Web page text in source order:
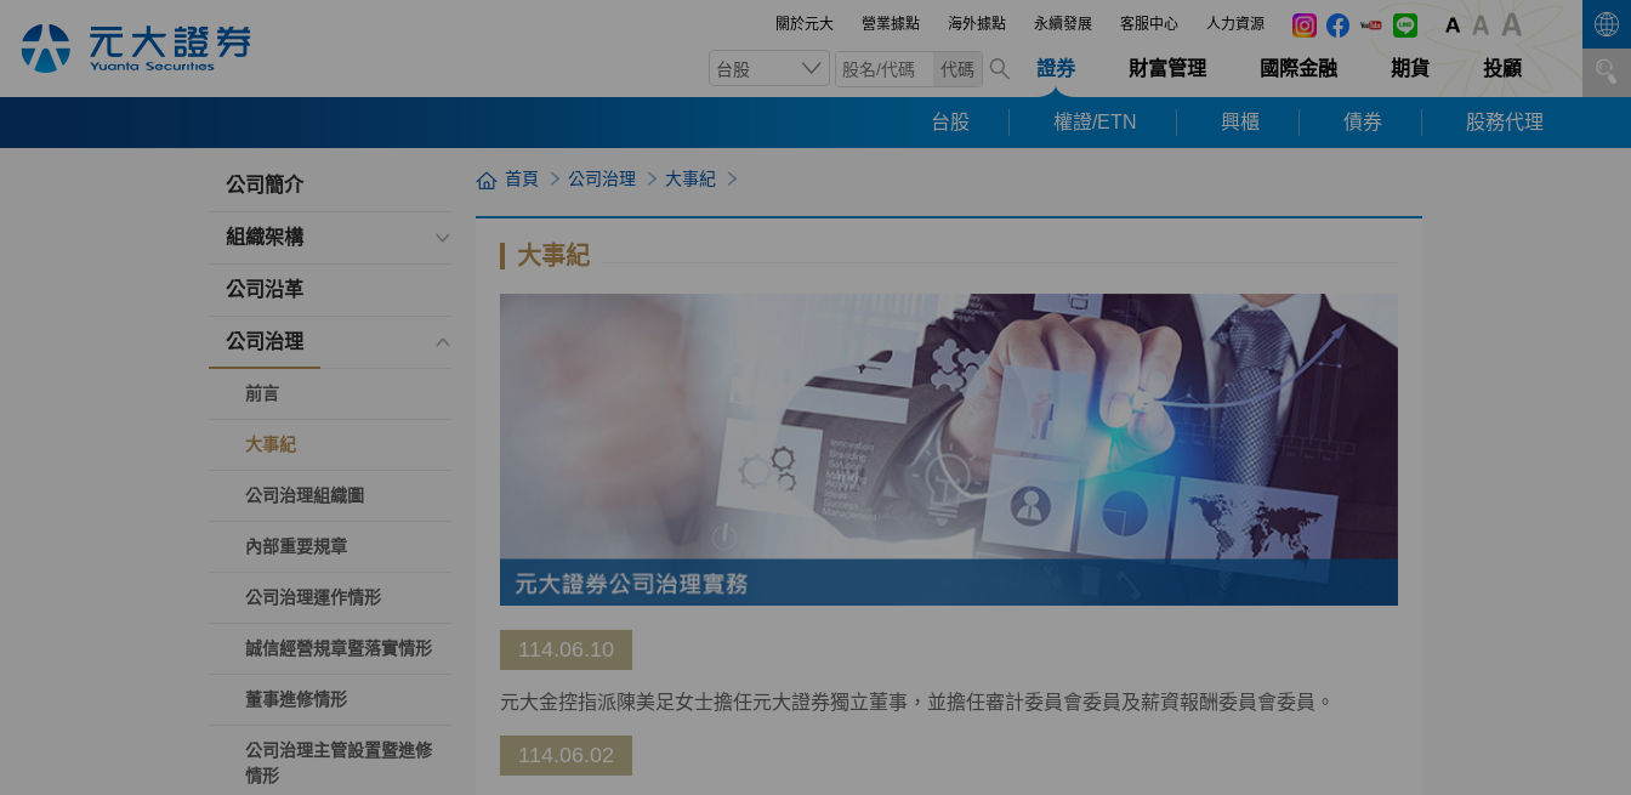
關於元大 營業據點 海外據點 永續發展 客服中心 人力資源
台股 代碼 證券 財富管理 國際金融 期貨 投顧
台股 權證/ETN 興櫃 債券 股務代理
公司簡介
組織架構
公司沿革
公司治理
前言
大事紀
公司治理組織圖
內部重要規章
公司治理運作情形
誠信經營規章暨落實情形
董事進修情形
公司治理主管設置暨進修
情形
首頁 公司治理 大事紀
大事紀
114.06.10
元大金控指派陳美足女士擔任元大證券獨立董事，並擔任審計委員會委員及薪資報酬委員會委員。
114.06.02